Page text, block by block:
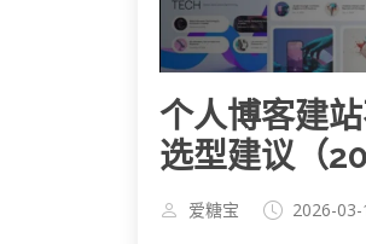
个人博客建
选型建议（
爱糖宝 2026-03-